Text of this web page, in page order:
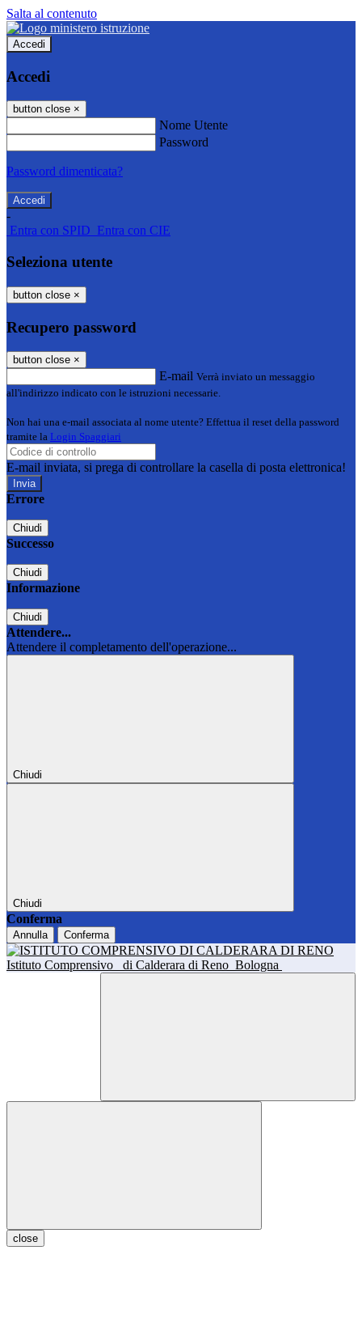
Salta al contenuto
Accedi
Accedi
button close ×
Nome Utente
Password
Password dimenticata?
-
Entra con SPID Entra con CIE
Seleziona utente
button close ×
Recupero password
button close ×
E-mail Verrà inviato un messaggio
all'indirizzo indicato con le istruzioni necessarie.
Non hai una e-mail associata al nome utente? Effettua il reset della password
tramite la Login Spaggiari
E-mail inviata, si prega di controllare la casella di posta elettronica!
Errore
Chiudi
Successo
Chiudi
Informazione
Chiudi
Attendere...
Attendere il completamento dell'operazione...
Chiudi
Chiudi
Conferma
Annulla Conferma
Istituto Comprensivo di Calderara di Reno Bologna
close